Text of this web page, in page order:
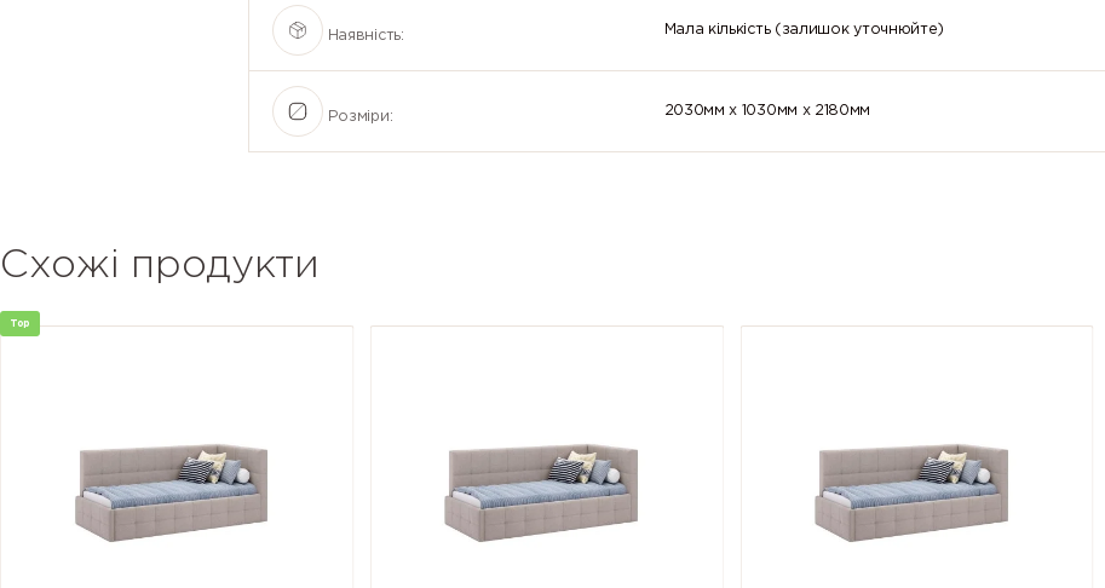
Наявність: Мала кількість (залишок уточнюйте)
Розміри: 2030мм x 1030мм x 2180мм
Схожі продукти
Top